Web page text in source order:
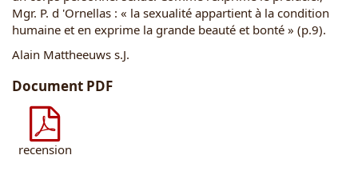
Mgr. P. d 'Ornellas : « la sexualité appartient à la condition
humaine et en exprime la grande beauté et bonté » (p.9).
Alain Mattheeuws s.J.
Document PDF
recension